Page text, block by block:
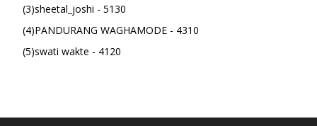
(3)sheetal_joshi - 5130
(4)PANDURANG WAGHAMODE - 4310
(5)swati wakte - 4120